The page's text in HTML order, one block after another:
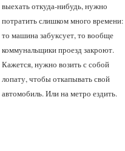
выехать откуда-нибудь, нужно
потратить слишком много времени:
то машина забуксует, то вообще
коммунальщики проезд закроют.
Кажется, нужно возить с собой
лопату, чтобы откапывать свой
автомобиль. Или на метро ездить.